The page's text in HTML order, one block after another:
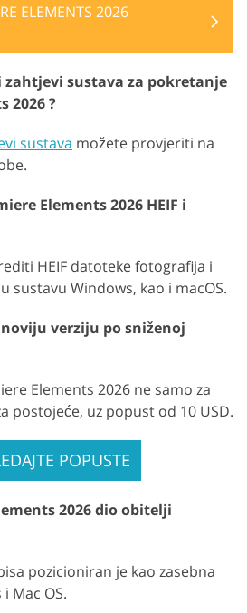
ELEMENTS 2026
sustava za pokretanje
2026 ?
sustava možete provjeriti na
Elements 2026 HEIF i
HEIF datoteke fotografija i
sustavu Windows, kao i macOS.
verziju po sniženoj
Elements 2026 ne samo za
postojeće, uz popust od 10 USD.
POPUSTE
2026 dio obitelji
pozicioniran je kao zasebna
Mac OS.